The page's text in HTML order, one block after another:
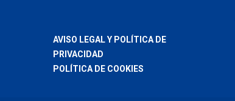
AVISO LEGAL Y POLÍTICA DE
PRIVACIDAD
POLÍTICA DE COOKIES